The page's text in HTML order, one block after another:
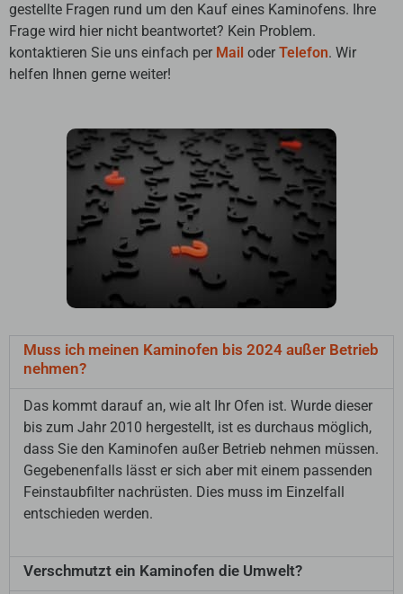
gestellte Fragen rund um den Kauf eines Kaminofens. Ihre
Frage wird hier nicht beantwortet? Kein Problem.
kontaktieren Sie uns einfach per Mail oder Telefon. Wir
helfen Ihnen gerne weiter!
Muss ich meinen Kaminofen bis 2024 außer Betrieb
nehmen?
Das kommt darauf an, wie alt Ihr Ofen ist. Wurde dieser
bis zum Jahr 2010 hergestellt, ist es durchaus möglich,
dass Sie den Kaminofen außer Betrieb nehmen müssen.
Gegebenenfalls lässt er sich aber mit einem passenden
Feinstaubfilter nachrüsten. Dies muss im Einzelfall
entschieden werden.
Verschmutzt ein Kaminofen die Umwelt?